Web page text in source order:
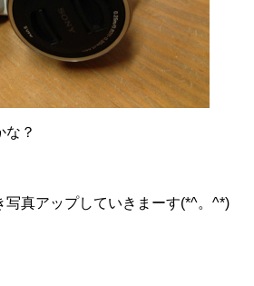
な？
写真アップしていきまーす(*^。^*)